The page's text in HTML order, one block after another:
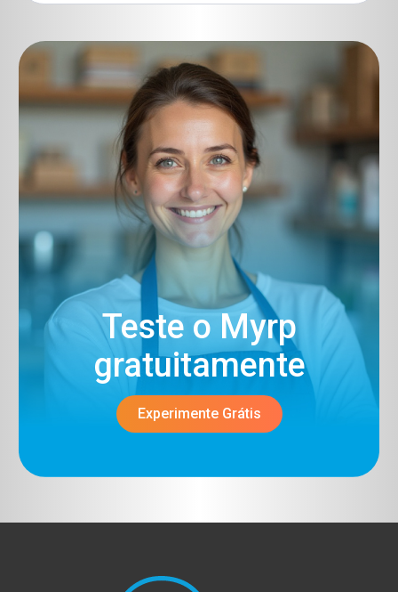
Teste o Myrp
gratuitamente​
Experimente Grátis